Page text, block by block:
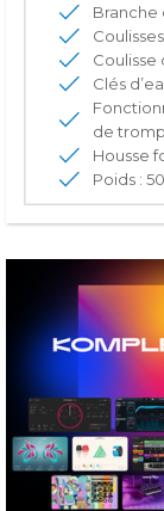
Branche
Coulisse
Clés
de
Housse
Poids :